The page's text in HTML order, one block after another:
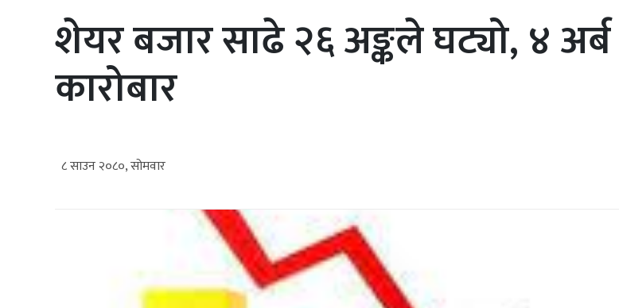
शेयर बजार साढे २६ अङ्कले घट्यो, ४
कारोबार
८ साउन २०८०, सोमवार